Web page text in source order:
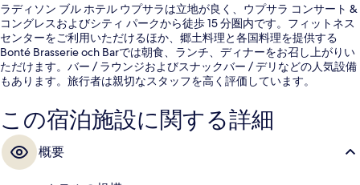
ラディソン ブル ホテル ウプサラは立地が良く、ウプサラ コンサート &
コングレスおよびシティ パークから徒歩 15 分圏内です。フィットネス
センターをご利用いただけるほか、郷土料理と各国料理を提供する
Bonté Brasserie och Barでは朝食、ランチ、ディナーをお召し上がりい
ただけます。バー / ラウンジおよびスナックバー / デリなどの人気設備
もあります。旅行者は親切なスタッフを高く評価しています。
この宿泊施設に関する詳細
概要